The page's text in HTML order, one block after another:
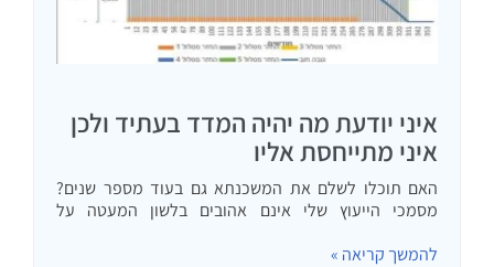
איני יודעת מה יהיה המדד בעתיד ולכן
איני מתייחסת אליו
האם תוכלו לשלם את המשכנתא גם בעוד מספר שנים?
מסמכי הייעוץ שלי אינם אהובים בלשון המעטה על
עם הבנקאי. הבנקאי רוצה שהלקוח ישלם הרבה ככל
להמשך קריאה »